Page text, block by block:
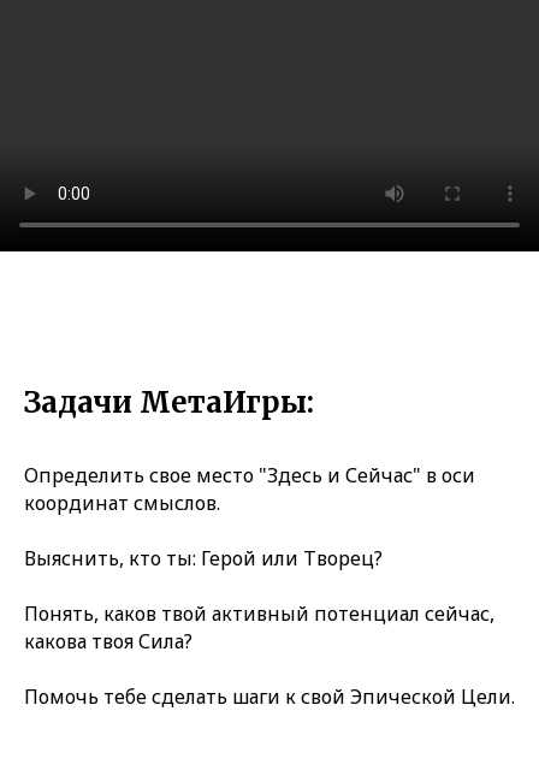
Задачи МетаИгры:
Определить свое место "Здесь и Сейчас" в оси
координат смыслов.
Выяснить, кто ты: Герой или Творец?
Понять, каков твой активный потенциал сейчас,
какова твоя Сила?
Помочь тебе сделать шаги к свой Эпической Цели.